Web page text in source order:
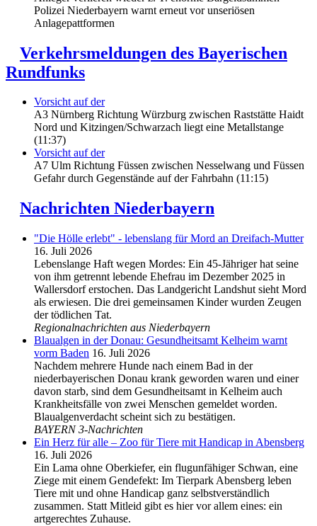
Polizei Niederbayern warnt erneut vor unseriösen
Anlagepattformen
Verkehrsmeldungen des Bayerischen
Rundfunks
Vorsicht auf der
A3 Nürnberg Richtung Würzburg zwischen Raststätte Haidt
Nord und Kitzingen/Schwarzach liegt eine Metallstange
(11:37)
Vorsicht auf der
A7 Ulm Richtung Füssen zwischen Nesselwang und Füssen
Gefahr durch Gegenstände auf der Fahrbahn (11:15)
Nachrichten Niederbayern
"Die Hölle erlebt" - lebenslang für Mord an Dreifach-Mutter
16. Juli 2026
Lebenslange Haft wegen Mordes: Ein 45-Jähriger hat seine
von ihm getrennt lebende Ehefrau im Dezember 2025 in
Wallersdorf erstochen. Das Landgericht Landshut sieht Mord
als erwiesen. Die drei gemeinsamen Kinder wurden Zeugen
der tödlichen Tat.
Regionalnachrichten aus Niederbayern
Blaualgen in der Donau: Gesundheitsamt Kelheim warnt
vorm Baden 16. Juli 2026
Nachdem mehrere Hunde nach einem Bad in der
niederbayerischen Donau krank geworden waren und einer
davon starb, sind dem Gesundheitsamt in Kelheim auch
Krankheitsfälle von zwei Menschen gemeldet worden.
Blaualgenverdacht scheint sich zu bestätigen.
BAYERN 3-Nachrichten
Ein Herz für alle – Zoo für Tiere mit Handicap in Abensberg
16. Juli 2026
Ein Lama ohne Oberkiefer, ein flugunfähiger Schwan, eine
Ziege mit einem Gendefekt: Im Tierpark Abensberg leben
Tiere mit und ohne Handicap ganz selbstverständlich
zusammen. Statt Mitleid gibt es hier vor allem eines: ein
artgerechtes Zuhause.